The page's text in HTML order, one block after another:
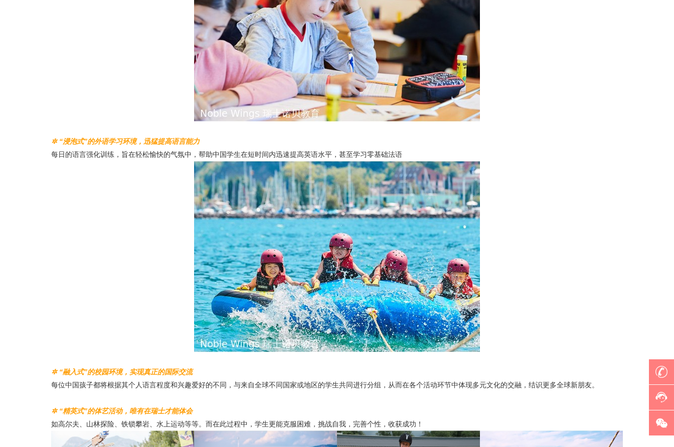
✲ “浸泡式”的外语学习环境，迅猛提高语言能力
每日的语言强化训练，旨在轻松愉快的气氛中，帮助中国学生在短时间内迅速提高英语水平，甚至学习零基础法语
✲ “融入式”的校园环境，实现真正的国际交流
每位中国孩子都将根据其个人语言程度和兴趣爱好的不同，与来自全球不同国家或地区的学生共同进行分组，从而在各个活动环节中体现多元文化的交融，结识更多全球新朋友。
✲ “精英式”的体艺活动，唯有在瑞士才能体会
如高尔夫、山林探险、铁锁攀岩、水上运动等等。而在此过程中，学生更能克服困难，挑战自我，完善个性，收获成功！